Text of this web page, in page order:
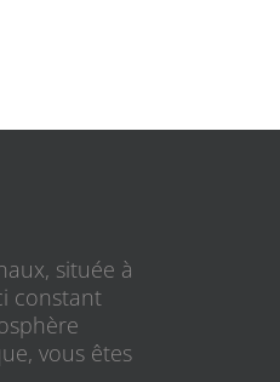
située à
constant
vous êtes